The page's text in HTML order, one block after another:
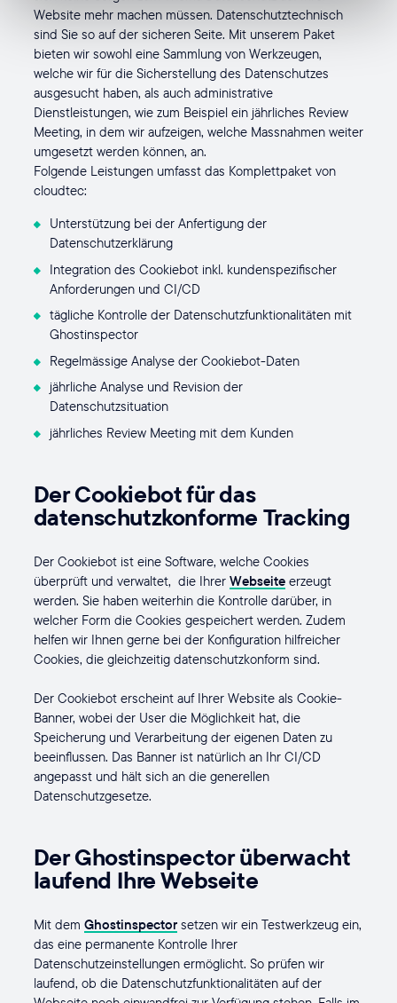
Website mehr machen müssen. Datenschutztechnisch
sind Sie so auf der sicheren Seite. Mit unserem Paket
bieten wir sowohl eine Sammlung von Werkzeugen,
welche wir für die Sicherstellung des Datenschutzes
ausgesucht haben, als auch administrative
Dienstleistungen, wie zum Beispiel ein jährliches Review
Meeting, in dem wir aufzeigen, welche Massnahmen weiter
umgesetzt werden können, an.
Folgende Leistungen umfasst das Komplettpaket von
cloudtec:
Unterstützung bei der Anfertigung der
Datenschutzerklärung
Integration des Cookiebot inkl. kundenspezifischer
Anforderungen und CI/CD
tägliche Kontrolle der Datenschutzfunktionalitäten mit
Ghostinspector
Regelmässige Analyse der Cookiebot-Daten
jährliche Analyse und Revision der
Datenschutzsituation
jährliches Review Meeting mit dem Kunden
Der Cookiebot für das
datenschutzkonforme Tracking
Der Cookiebot ist eine Software, welche Cookies
überprüft und verwaltet, die Ihrer Webseiteerzeugt
werden. Sie haben weiterhin die Kontrolle darüber, in
welcher Form die Cookies gespeichert werden. Zudem
helfen wir Ihnen gerne bei der Konfiguration hilfreicher
Cookies, die gleichzeitig datenschutzkonform sind.
Der Cookiebot erscheint auf Ihrer Website als Cookie-
Banner, wobei der User die Möglichkeit hat, die
Speicherung und Verarbeitung der eigenen Daten zu
beeinflussen. Das Banner ist natürlich an Ihr CI/CD
angepasst und hält sich an die generellen
Datenschutzgesetze.
Der Ghostinspector überwacht
laufend Ihre Webseite
Mit dem Ghostinspectorsetzen wir ein Testwerkzeug ein,
das eine permanente Kontrolle Ihrer
Datenschutzeinstellungen ermöglicht. So prüfen wir
laufend, ob die Datenschutzfunktionalitäten auf der